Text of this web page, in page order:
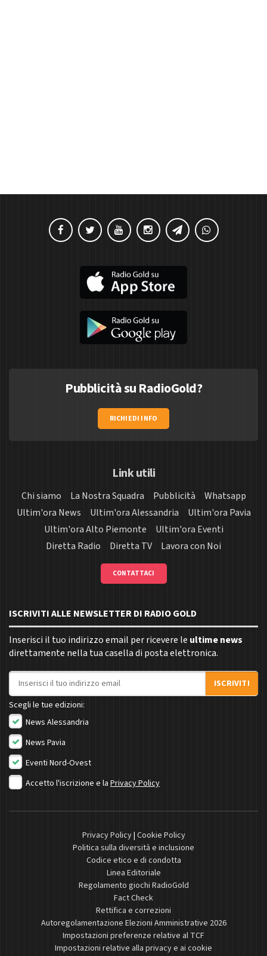
Pubblicità su RadioGold?
RICHIEDI INFO
Link utili
Chi siamo La Nostra Squadra Pubblicità
Whatsapp
Ultim'ora News
Ultim'ora Alessandria
Ultim'ora Pavia
Ultim'ora Alto Piemonte
Ultim'ora Eventi
Diretta Radio
Diretta TV Lavora con Noi
CONTATTACI
ISCRIVITI ALLE NEWSLETTER DI RADIO GOLD
Inserisci il tuo indirizzo email per ricevere le ultime news
direttamente nella tua casella di posta elettronica.
Indirizzo email
ISCRIVITI
Scegli le tue edizioni:
News Alessandria
News Pavia
Eventi Nord-Ovest
Accetto l'iscrizione e la Privacy Policy
Privacy Policy| Cookie Policy
Politica sulla diversità e inclusione
Codice etico e di condotta
Linea Editoriale
Regolamento giochi RadioGold
Fact Check
Rettifica e correzioni
Autoregolamentazione Elezioni Amministrative 2026
Impostazioni preferenze relative al TCF
Impostazioni relative alla privacy e ai cookie